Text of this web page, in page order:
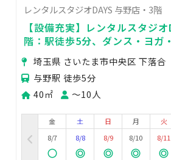
レンタルスタジオDAYS 与野店・3階
【設備充実】レンタルスタジ
階：駅徒歩5分、ダンス・ヨガ
ングなど！Wi-Fi、音響完備♫
埼玉県 さいたま市中央区 下落合
与野駅 徒歩5分
40㎡
〜10人
金
8/7
土
8/8
日
8/9
月
8/10
火
8/11